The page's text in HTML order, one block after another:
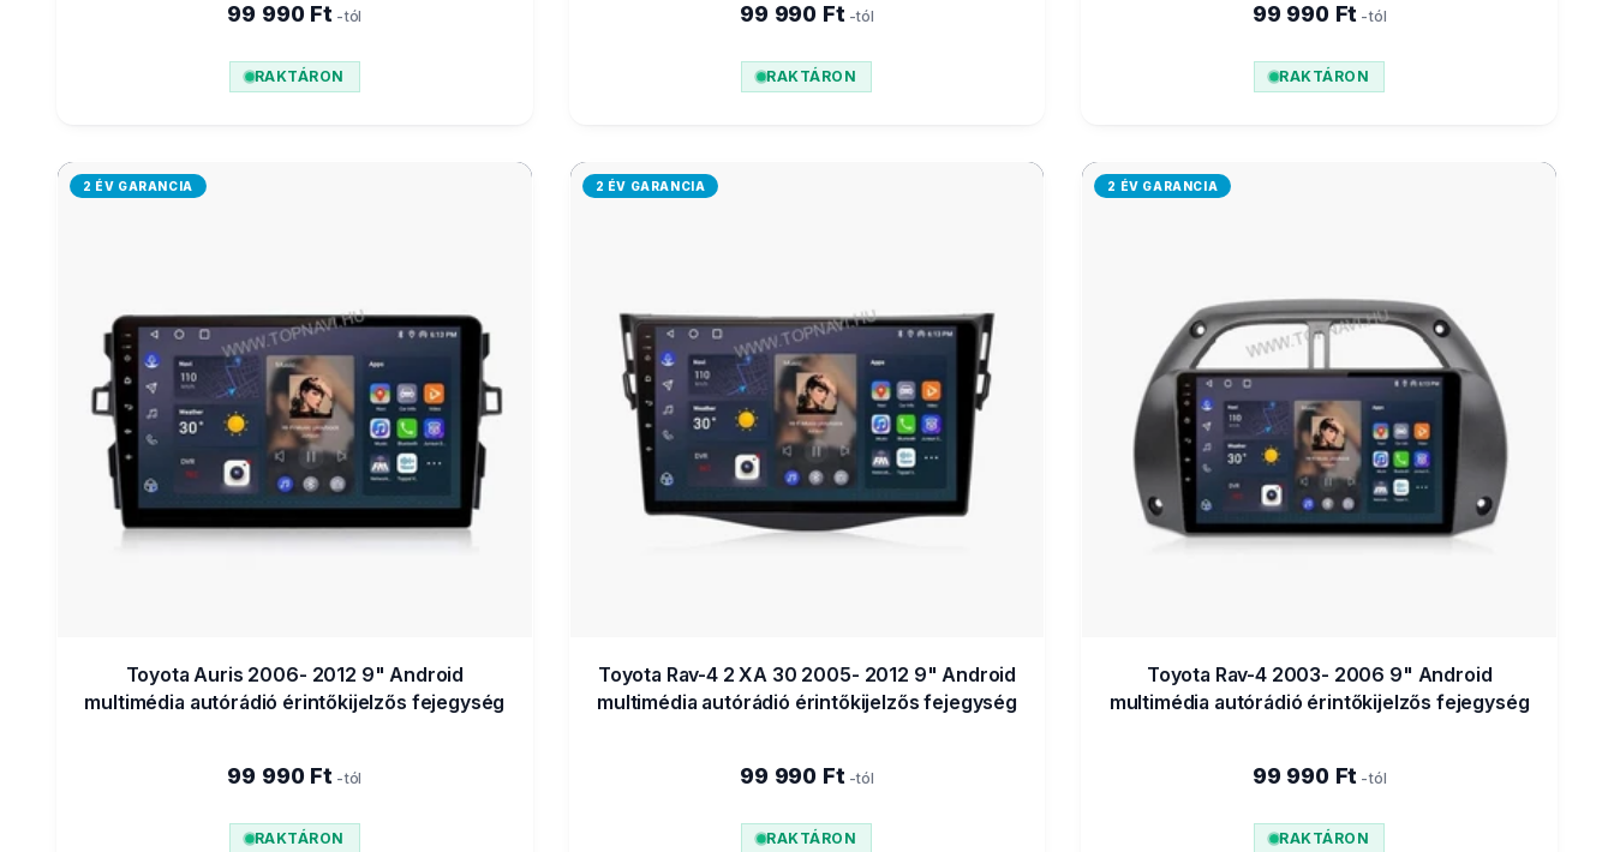
99 990 Ft -tól
RAKTÁRON
99 990 Ft -tól
RAKTÁRON
99 990 Ft -tól
RAKTÁRON
2 ÉV GARANCIA
Toyota Auris 2006- 2012 9" Android
multimédia autórádió érintőkijelzős fejegység
99 990 Ft -tól
RAKTÁRON
2 ÉV GARANCIA
Toyota Rav-4 2 XA 30 2005- 2012 9" Android
multimédia autórádió érintőkijelzős fejegység
99 990 Ft -tól
RAKTÁRON
2 ÉV GARANCIA
Toyota Rav-4 2003- 2006 9" Android
multimédia autórádió érintőkijelzős fejegység
99 990 Ft -tól
RAKTÁRON